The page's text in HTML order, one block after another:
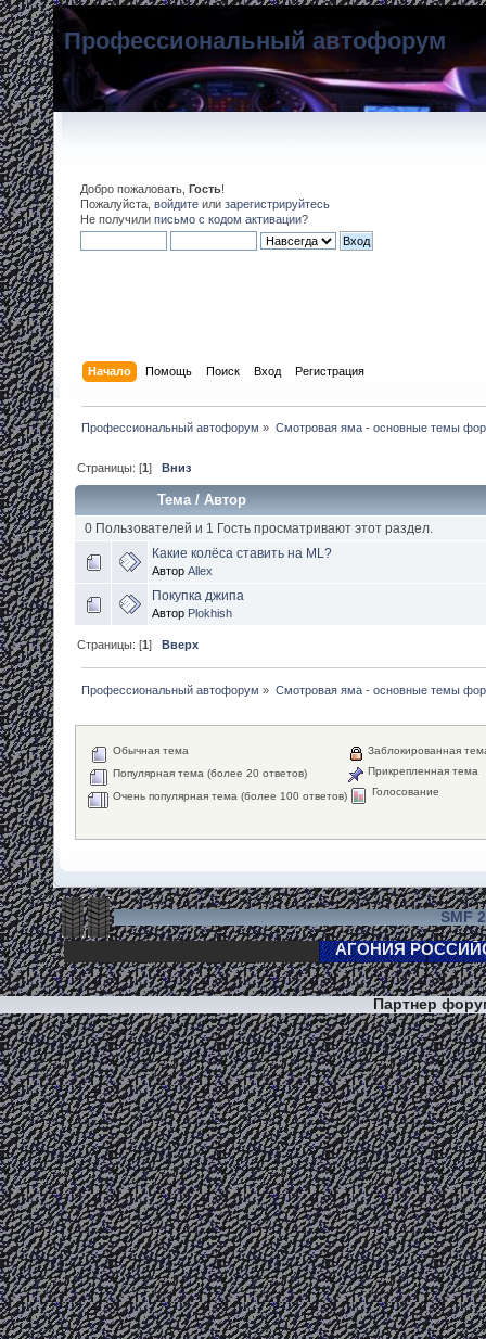
Профессиональный автофорум
Добро пожаловать, Гость!
Пожалуйста, войдите или зарегистрируйтесь
Не получили письмо с кодом активации?
Начало Помощь Поиск Вход Регистрация
Профессиональный автофорум » Смотровая яма - основные темы
Страницы: [1]Вниз
Тема/Автор
0 Пользователей и 1 Гость просматривают этот раздел.
Какие колёса ставить на ML?
Автор Allex
Покупка джипа
Автор Plokhish
Страницы: [1]Вверх
Профессиональный автофорум » Смотровая яма - основные темы
Обычная тема
Популярная тема (более 20 ответов)
Очень популярная тема (более 100 ответов)
Заблокированная
Прикрепленная тема
Голосование
SMF
Партнер